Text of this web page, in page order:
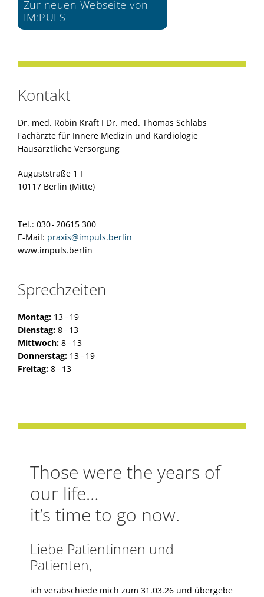
Zur neuen Webseite von
IM:PULS
Kontakt
Dr. med. Robin Kraft I Dr. med. Thomas Schlabs
Fachärzte für Innere Medizin und Kardiologie
Hausärztliche Versorgung
Auguststraße 1 I
10117 Berlin (Mitte)
Tel.: 030 - 20615 300
E-Mail: praxis@impuls.berlin
www.impuls.berlin
Sprechzeiten
Montag:13 – 19
Dienstag: 8 – 13
Mittwoch:8 – 13
Donnerstag: 13 – 19
Freitag: 8 – 13
Those were the years of
our life…
it’s time to go now.
Liebe Patientinnen und
Patienten,
ich verabschiede mich zum 31.03.26 und übergebe